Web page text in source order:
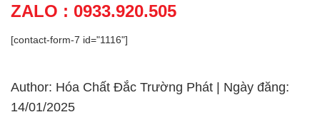
ZALO : 0933.920.505
[contact-form-7 id="1116"]
Author: Hóa Chất Đắc Trường Phát | Ngày đăng:
14/01/2025